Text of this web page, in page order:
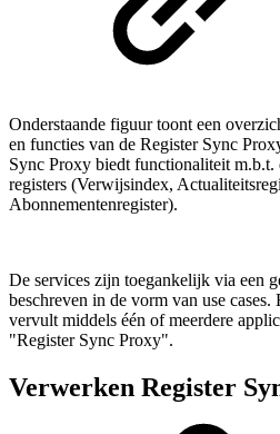
Onderstaande figuur toont een
en functies van de Register Sync
Sync Proxy biedt functionaliteit m.b.t.
registers (Verwijsindex,
Abonnementenregister).
De services zijn toegankelijk via een
beschreven in de vorm van use
vervult middels één of meerdere
"Register Sync Proxy".
Verwerken Register